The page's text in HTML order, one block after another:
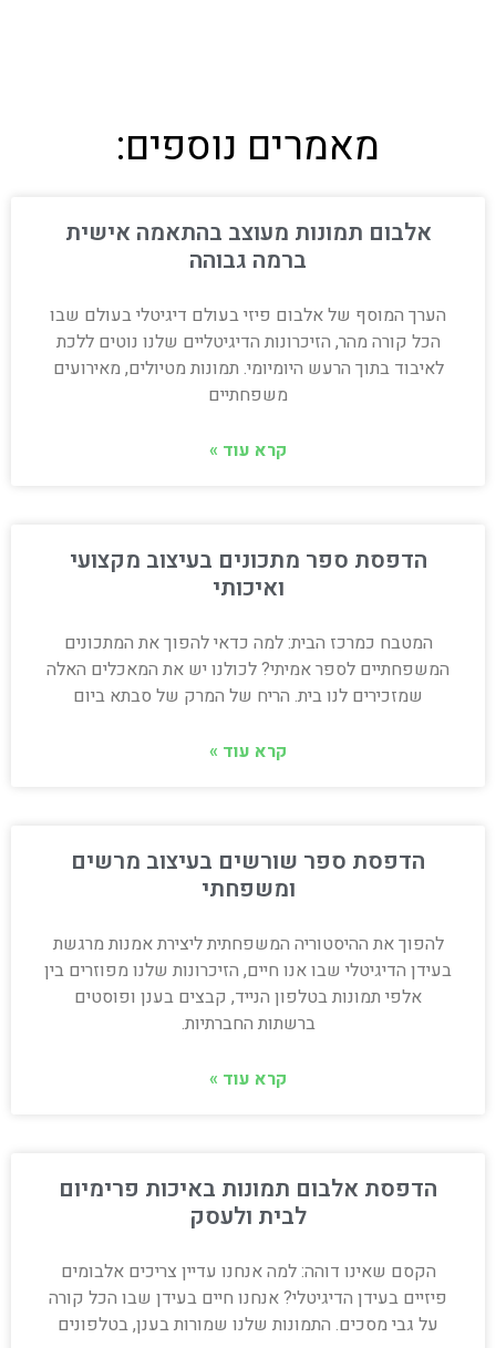
מאמרים נוספים:
אלבום תמונות מעוצב בהתאמה אישית
ברמה גבוהה
הערך המוסף של אלבום פיזי בעולם דיגיטלי בעולם שבו
הכל קורה מהר, הזיכרונות הדיגיטליים שלנו נוטים ללכת
לאיבוד בתוך הרעש היומיומי. תמונות מטיולים, מאירועים
משפחתיים
קרא עוד »
הדפסת ספר מתכונים בעיצוב מקצועי
ואיכותי
המטבח כמרכז הבית: למה כדאי להפוך את המתכונים
המשפחתיים לספר אמיתי? לכולנו יש את המאכלים האלה
שמזכירים לנו בית. הריח של המרק של סבתא ביום
קרא עוד »
הדפסת ספר שורשים בעיצוב מרשים
ומשפחתי
להפוך את ההיסטוריה המשפחתית ליצירת אמנות מרגשת
בעידן הדיגיטלי שבו אנו חיים, הזיכרונות שלנו מפוזרים בין
אלפי תמונות בטלפון הנייד, קבצים בענן ופוסטים
ברשתות החברתיות.
קרא עוד »
הדפסת אלבום תמונות באיכות פרימיום
לבית ולעסק
הקסם שאינו דוהה: למה אנחנו עדיין צריכים אלבומים
פיזיים בעידן הדיגיטלי? אנחנו חיים בעידן שבו הכל קורה
על גבי מסכים. התמונות שלנו שמורות בענן, בטלפונים